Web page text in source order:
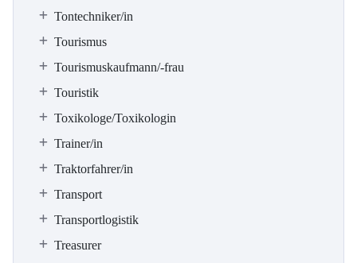
Tontechniker/in
Tourismus
Tourismuskaufmann/-frau
Touristik
Toxikologe/Toxikologin
Trainer/in
Traktorfahrer/in
Transport
Transportlogistik
Treasurer